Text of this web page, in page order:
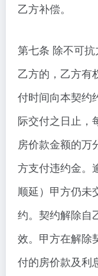
乙方补偿。
第七条 除不可
乙方的，乙方有
付时间向本契约
际交付之日止，
房价款金额的万
方支付违约金。
顺延）甲方仍未
约。契约解除自
效。甲方在解除
付的房价款及利